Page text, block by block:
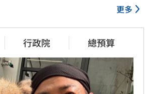
更多
行政院 總預算